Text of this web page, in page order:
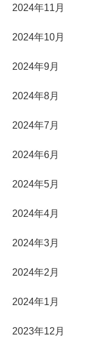
2024年11月
2024年10月
2024年9月
2024年8月
2024年7月
2024年6月
2024年5月
2024年4月
2024年3月
2024年2月
2024年1月
2023年12月